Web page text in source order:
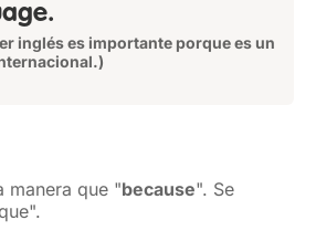
inglés es importante porque es un
manera que "because". Se